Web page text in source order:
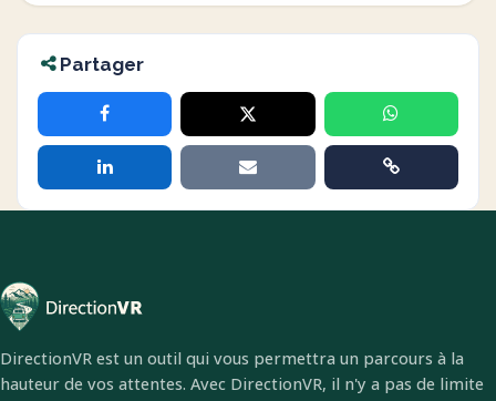
Partager
DirectionVR est un outil qui vous permettra un parcours à la
hauteur de vos attentes. Avec DirectionVR, il n'y a pas de limite